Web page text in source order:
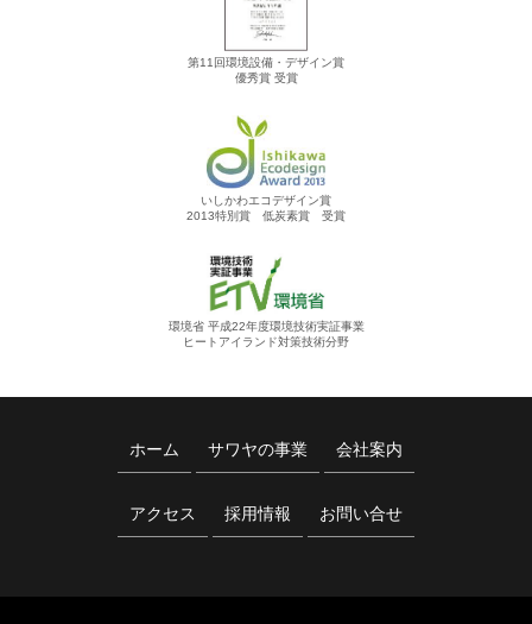
第11回環境設備・デザイン賞
優秀賞 受賞
いしかわエコデザイン賞
2013特別賞 低炭素賞 受賞
環境省 平成22年度環境技術実証事業
ヒートアイランド対策技術分野
ホーム サワヤの事業 会社案内
アクセス 採用情報 お問い合せ